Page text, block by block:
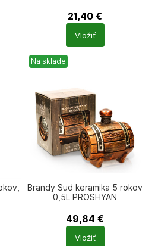
21,40 €
Počet
produktů
Vložiť
Na sklade
Brandy Sud keramika 5 rokov
0,5L PROSHYAN
49,84 €
Počet
produktů
Vložiť